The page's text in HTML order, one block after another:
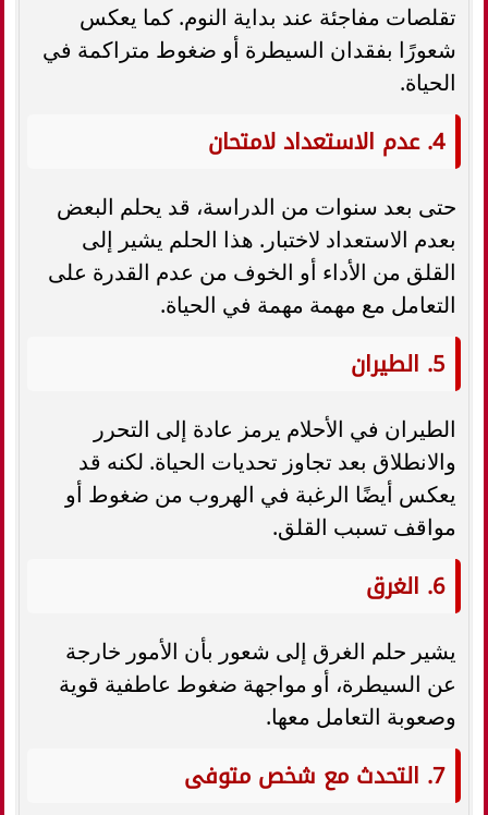
تقلصات مفاجئة عند بداية النوم. كما يعكس
شعورًا بفقدان السيطرة أو ضغوط متراكمة في
الحياة.
4. عدم الاستعداد لامتحان
حتى بعد سنوات من الدراسة، قد يحلم البعض
بعدم الاستعداد لاختبار. هذا الحلم يشير إلى
القلق من الأداء أو الخوف من عدم القدرة على
التعامل مع مهمة مهمة في الحياة.
5. الطيران
الطيران في الأحلام يرمز عادة إلى التحرر
والانطلاق بعد تجاوز تحديات الحياة. لكنه قد
يعكس أيضًا الرغبة في الهروب من ضغوط أو
مواقف تسبب القلق.
6. الغرق
يشير حلم الغرق إلى شعور بأن الأمور خارجة
عن السيطرة، أو مواجهة ضغوط عاطفية قوية
وصعوبة التعامل معها.
7. التحدث مع شخص متوفى